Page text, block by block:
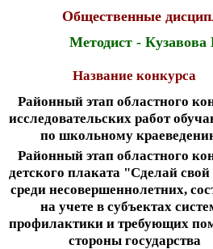
Общественные
Методист -
Название конкурса
Районный этап областного
исследовательских работ
по школьному
Районный этап областного
детского плаката "Сделай
среди несовершеннолетних,
на учете в субъектах
профилактики и требующих
стороны государства